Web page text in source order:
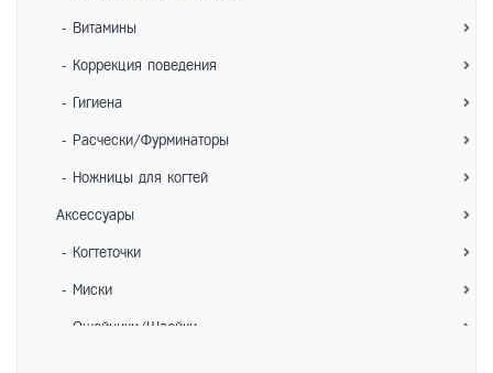
- Витамины
- Коррекция поведения
- Гигиена
- Расчески/Фурминаторы
- Ножницы для когтей
Аксессуары
- Когтеточки
- Миски
- Ошейники/Шлейки